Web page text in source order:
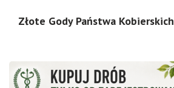
Złote Gody Państwa Kobierskich